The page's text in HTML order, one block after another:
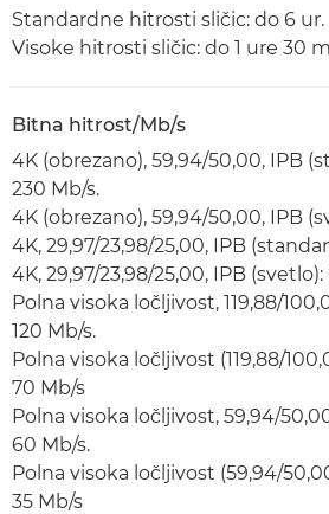
Standardne hitrosti sličic: do 6 ur.
Visoke hitrosti sličic: do 1 ure 30
Bitna hitrost/Mb/s
4K (obrezano), 59,94/50,00, IPB
230 Mb/s.
4K (obrezano), 59,94/50,00, IPB
4K, 29,97/23,98/25,00, IPB
4K, 29,97/23,98/25,00, IPB
Polna visoka ločljivost, 119,88/
120 Mb/s.
Polna visoka ločljivost (119,88/
70 Mb/s
Polna visoka ločljivost, 59,94/
60 Mb/s.
Polna visoka ločljivost (59,94/
35 Mb/s